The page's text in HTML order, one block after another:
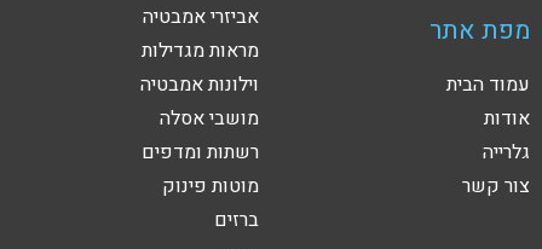
מפת אתר
עמוד הבית
אודות
גלרייה
צור קשר
אביזרי אמבטיה
מראות מגדילות
וילונות אמבטיה
מושבי אסלה
רשתות ומדפים
מוטות פינוק
ברזים